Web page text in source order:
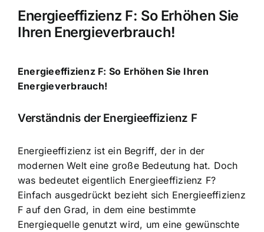
Energieeffizienz F: So Erhöhen Sie
Ihren Energieverbrauch!
Energieeffizienz F: So Erhöhen Sie Ihren
Energieverbrauch!
Verständnis der Energieeffizienz F
Energieeffizienz ist ein Begriff, der in der
modernen Welt eine große Bedeutung hat. Doch
was bedeutet eigentlich Energieeffizienz F?
Einfach ausgedrückt bezieht sich Energieeffizienz
F auf den Grad, in dem eine bestimmte
Energiequelle genutzt wird, um eine gewünschte